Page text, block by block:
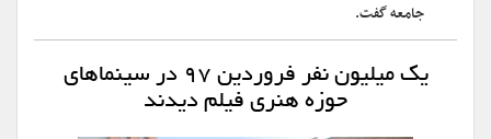
جامعه گفت.
یک میلیون نفر فروردین ۹۷ در سینماهای
حوزه هنری فیلم دیدند